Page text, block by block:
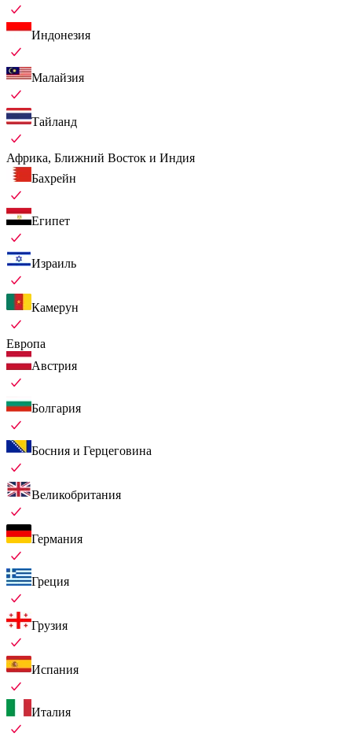
Индонезия
Малайзия
Тайланд
Африка, Ближний Восток и Индия
Бахрейн
Египет
Израиль
Камерун
Европа
Австрия
Болгария
Босния и Герцеговина
Великобритания
Германия
Греция
Грузия
Испания
Италия